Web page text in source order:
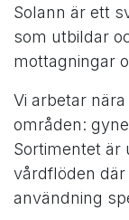
Solann är ett
som utbildar
mottagningar
Vi arbetar
områden:
Sortimentet är
vårdflöden
användning